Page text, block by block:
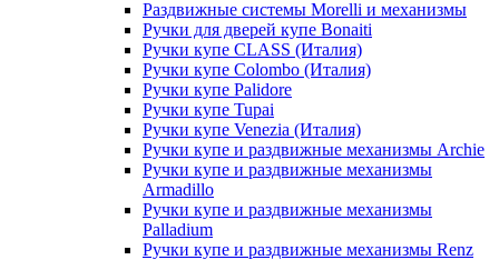
Раздвижные системы Morelli и механизмы
Ручки для дверей купе Bonaiti
Ручки купе CLASS (Италия)
Ручки купе Colombo (Италия)
Ручки купе Palidore
Ручки купе Tupai
Ручки купе Venezia (Италия)
Ручки купе и раздвижные механизмы Archie
Ручки купе и раздвижные механизмы
Armadillo
Ручки купе и раздвижные механизмы
Palladium
Ручки купе и раздвижные механизмы Renz